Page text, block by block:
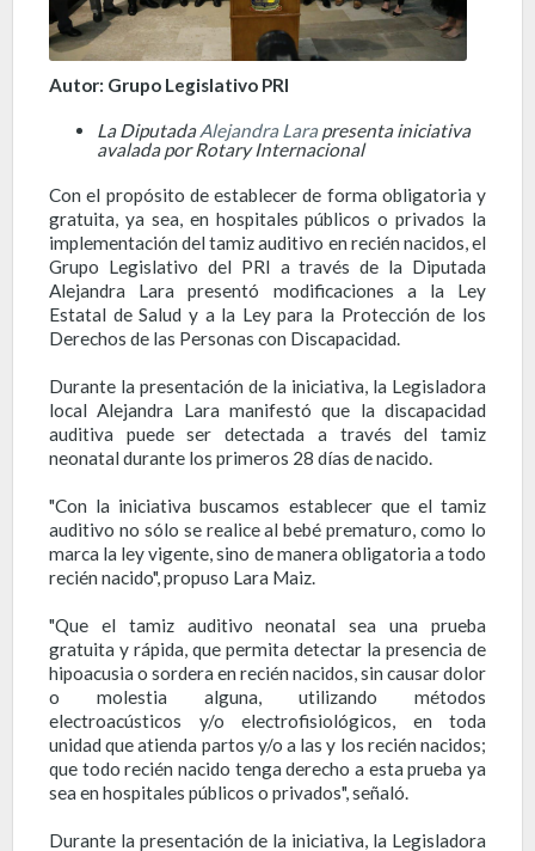
Autor: Grupo Legislativo PRI
La DiputadaAlejandra Larapresenta iniciativa
avalada por Rotary Internacional
Con el propósito de establecer de forma obligatoria y
gratuita, ya sea, en hospitales públicos o privados la
implementación del tamiz auditivo en recién nacidos, el
Grupo Legislativo del PRI a través de la Diputada
Alejandra Lara presentó modificaciones a la Ley
Estatal de Salud y a la Ley para la Protección de los
Derechos de las Personas con Discapacidad.
Durante la presentación de la iniciativa, la Legisladora
local Alejandra Lara manifestó que la discapacidad
auditiva puede ser detectada a través del tamiz
neonatal durante los primeros 28 días de nacido.
"Con la iniciativa buscamos establecer que el tamiz
auditivo no sólo se realice al bebé prematuro, como lo
marca la ley vigente, sino de manera obligatoria a todo
recién nacido", propuso Lara Maiz.
"Que el tamiz auditivo neonatal sea una prueba
gratuita y rápida, que permita detectar la presencia de
hipoacusia o sordera en recién nacidos, sin causar dolor
o molestia alguna, utilizando métodos
electroacústicos y/o electrofisiológicos, en toda
unidad que atienda partos y/o a las y los recién nacidos;
que todo recién nacido tenga derecho a esta prueba ya
sea en hospitales públicos o privados", señaló.
Durante la presentación de la iniciativa, la Legisladora